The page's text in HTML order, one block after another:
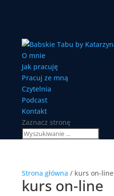
O mnie
Jak pracuję
Pracuj ze mną
Czytelnia
Podcast
Kontakt
Zaznacz stronę
Strona główna / kurs on-line
kurs on-line